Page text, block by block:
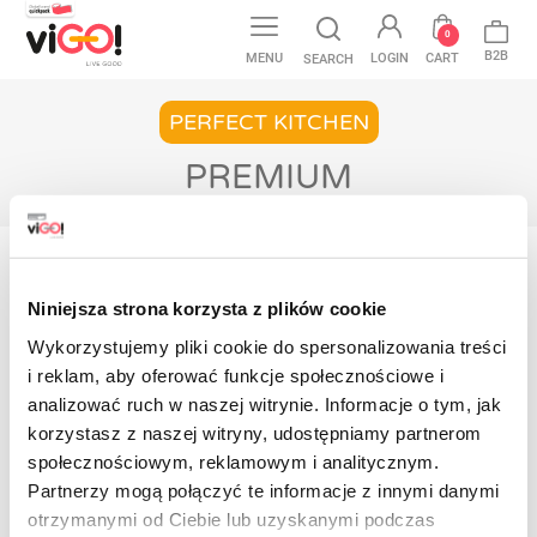
Niniejsza strona korzysta z plików cookie
Wykorzystujemy pliki cookie do spersonalizowania treści
i reklam, aby oferować funkcje społecznościowe i
analizować ruch w naszej witrynie. Informacje o tym, jak
korzystasz z naszej witryny, udostępniamy partnerom
społecznościowym, reklamowym i analitycznym.
Partnerzy mogą połączyć te informacje z innymi danymi
otrzymanymi od Ciebie lub uzyskanymi podczas
MENU SEARCH LOGIN CART
0
B2B
PERFECT KITCHEN
PREMIUM
Home Perfect Kitchen Pellicole per alimenti Premium
Non ci sono ancora prodotti disponibili
Resta in contatto! Altri prodotti verranno
mostrati qui non appena saranno stati
aggiunti.